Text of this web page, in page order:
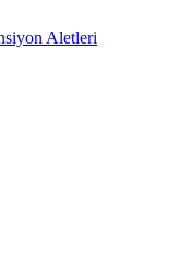
Aletleri